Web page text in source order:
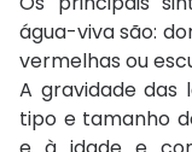
água-viva são:
vermelhas ou
A gravidade das
tipo e tamanho